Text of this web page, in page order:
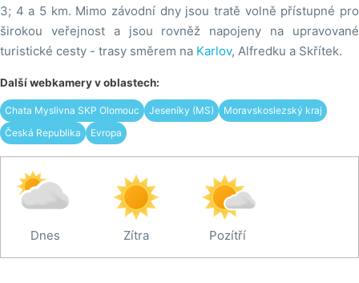
3; 4 a 5 km. Mimo závodní dny jsou tratě volně přístupné pro
širokou veřejnost a jsou rovněž napojeny na upravované
turistické cesty - trasy směrem na Karlov, Alfredku a Skřítek.
Další webkamery v oblastech:
Chata Myslivna SKP Olomouc Jeseníky (MS)
Moravskoslezský kraj
Česká Republika
Evropa
Dnes Zítra Pozítří